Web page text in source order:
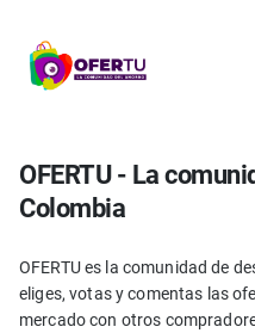
OFERTU - La
Colombia
OFERTU es la comunidad de
eliges, votas y comentas las
mercado con otros